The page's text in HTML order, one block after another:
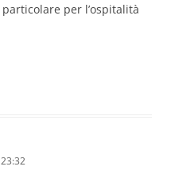
per l’ospitalità